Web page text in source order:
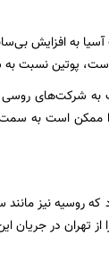
به افزایش
پوتین نسبت به
به شرکت‌های
ممکن است به
روسیه نیز
در جریان این